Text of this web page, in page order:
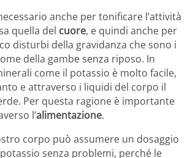
anche per tonificare l’attività
quella del cuore, e quindi anche per
disturbi della gravidanza che sono i
della gambe senza riposo. In
come il potassio è molto facile,
e attraverso i liquidi del corpo il
Per questa ragione è importante
l’alimentazione.
corpo può assumere un dosaggio
senza problemi, perché le